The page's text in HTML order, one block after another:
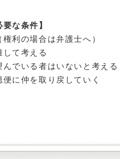
な条件】
利の場合は弁護士へ）
して考える
んでいる者はいないと考える
に仲を取り戻していく